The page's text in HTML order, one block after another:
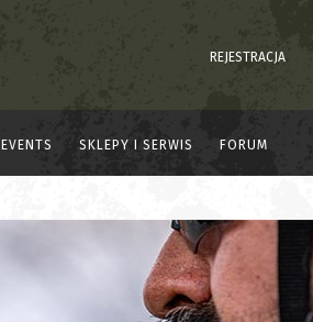
REJESTRACJA
EVENTS SKLEPY I SERWIS FORUM